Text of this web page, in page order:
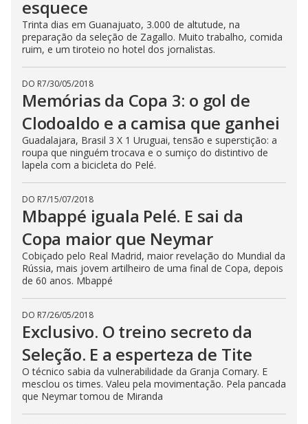
esquece
Trinta dias em Guanajuato, 3.000 de altutude, na
preparação da seleção de Zagallo. Muito trabalho, comida
ruim, e um tiroteio no hotel dos jornalistas.
DO R7/30/05/2018
Memórias da Copa 3: o gol de
Clodoaldo e a camisa que ganhei
Guadalajara, Brasil 3 X 1 Uruguai, tensão e superstição: a
roupa que ninguém trocava e o sumiço do distintivo de
lapela com a bicicleta do Pelé.
DO R7/15/07/2018
Mbappé iguala Pelé. E sai da
Copa maior que Neymar
Cobiçado pelo Real Madrid, maior revelação do Mundial da
Rússia, mais jovem artilheiro de uma final de Copa, depois
de 60 anos. Mbappé
DO R7/26/05/2018
Exclusivo. O treino secreto da
Seleção. E a esperteza de Tite
O técnico sabia da vulnerabilidade da Granja Comary. E
mesclou os times. Valeu pela movimentação. Pela pancada
que Neymar tomou de Miranda